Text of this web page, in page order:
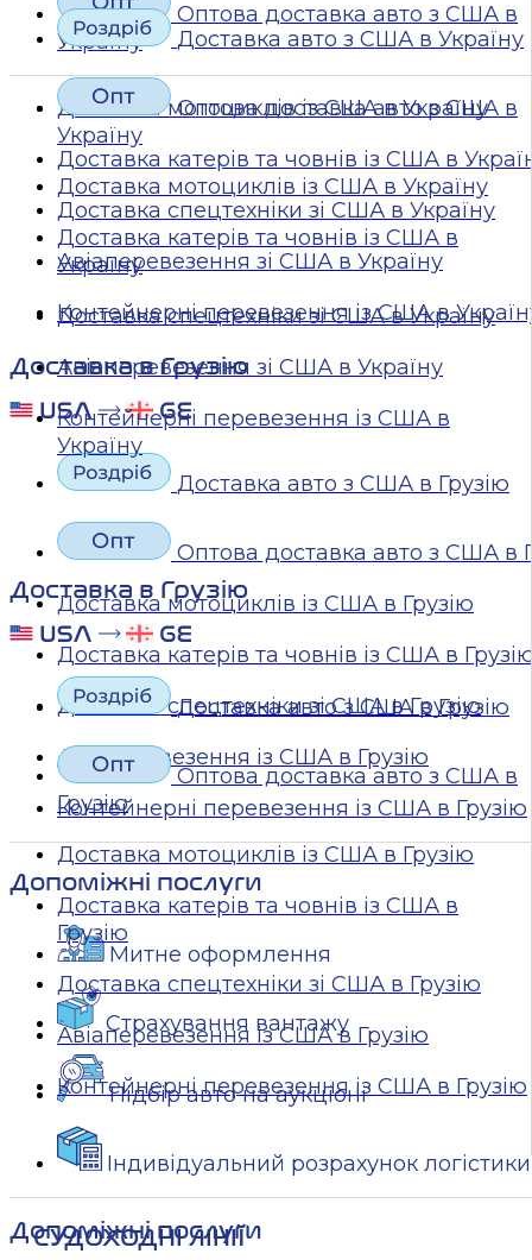
Доставка авто з США в Україну
Оптова доставка авто з США в
Україну
Доставка мотоциклів із США в Україну
Доставка катерів та човнів із США в
Україну
Доставка спецтехніки зі США в Україну
Авіаперевезення зі США в Україну
Контейнерні перевезення із США в
Україну
Доставка в Грузію
Доставка авто з США в Грузію
Оптова доставка авто з США в
Грузію
Доставка мотоциклів із США в Грузію
Доставка катерів та човнів із США в
Грузію
Доставка спецтехніки зі США в Грузію
Авіаперевезення із США в Грузію
Контейнерні перевезення із США в Грузію
Допоміжні послуги
Оптова доставка авто з США в
Україну
Доставка мотоциклів із США в Україну
Доставка катерів та човнів із США в
Доставка спецтехніки зі США в Україну
Авіаперевезення зі США в Україну
Контейнерні перевезення із США в
Доставка в Грузію
Доставка авто з США в Грузію
Оптова доставка авто з США в
Доставка мотоциклів із США в Грузію
Доставка катерів та човнів із США в
Доставка спецтехніки зі США в Грузію
Авіаперевезення із США в Грузію
Контейнерні перевезення із США в Грузію
Допоміжні послуги
Митне оформлення
Страхування вантажу
Підбір авто на аукціоні
Індивідуальний розрахунок логістики
СУДОХОДНІ ЛІНІЇ